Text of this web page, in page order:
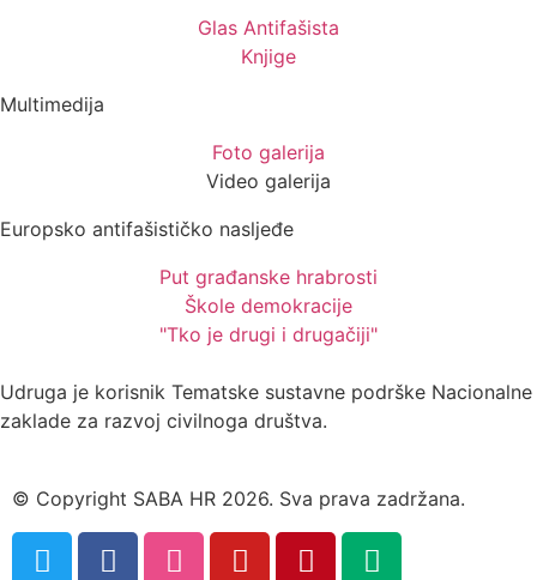
Glas Antifašista
Knjige
Multimedija
Foto galerija
Video galerija
Europsko antifašističko nasljeđe
Put građanske hrabrosti
Škole demokracije
"Tko je drugi i drugačiji"
Udruga je korisnik Tematske sustavne podrške Nacionalne
zaklade za razvoj civilnoga društva.
© Copyright SABA HR 2026. Sva prava zadržana.